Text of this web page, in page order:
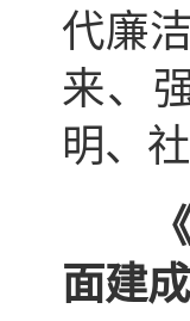
代廉
来、
明、
面建